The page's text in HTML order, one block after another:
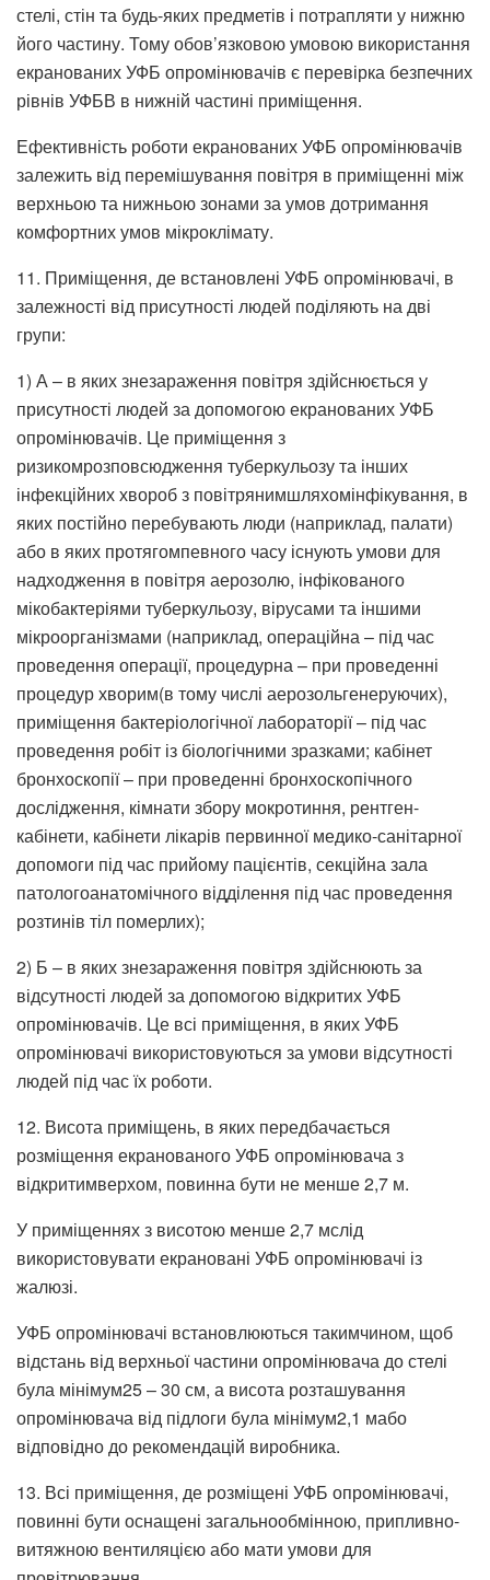
стелі, стін та будь-яких предметів і потрапляти у нижню
його частину. Тому обов’язковою умовою використання
екранованих УФБ опромінювачів є перевірка безпечних
рівнів УФБВ в нижній частині приміщення.
Ефективність роботи екранованих УФБ опромінювачів
залежить від перемішування повітря в приміщенні між
верхньою та нижньою зонами за умов дотримання
комфортних умов мікроклімату.
11. Приміщення, де встановлені УФБ опромінювачі, в
залежності від присутності людей поділяють на дві
групи:
1) А – в яких знезараження повітря здійснюється у
присутності людей за допомогою екранованих УФБ
опромінювачів. Це приміщення з
ризикомрозповсюдження туберкульозу та інших
інфекційних хвороб з повітрянимшляхомінфікування, в
яких постійно перебувають люди (наприклад, палати)
або в яких протягомпевного часу існують умови для
надходження в повітря аерозолю, інфікованого
мікобактеріями туберкульозу, вірусами та іншими
мікроорганізмами (наприклад, операційна – під час
проведення операції, процедурна – при проведенні
процедур хворим(в тому числі аерозольгенеруючих),
приміщення бактеріологічної лабораторії – під час
проведення робіт із біологічними зразками; кабінет
бронхоскопії – при проведенні бронхоскопічного
дослідження, кімнати збору мокротиння, рентген-
кабінети, кабінети лікарів первинної медико-санітарної
допомоги під час прийому пацієнтів, секційна зала
патологоанатомічного відділення під час проведення
розтинів тіл померлих);
2) Б – в яких знезараження повітря здійснюють за
відсутності людей за допомогою відкритих УФБ
опромінювачів. Це всі приміщення, в яких УФБ
опромінювачі використовуються за умови відсутності
людей під час їх роботи.
12. Висота приміщень, в яких передбачається
розміщення екранованого УФБ опромінювача з
відкритимверхом, повинна бути не менше 2,7 м.
У приміщеннях з висотою менше 2,7 мслід
використовувати екрановані УФБ опромінювачі із
жалюзі.
УФБ опромінювачі встановлюються такимчином, щоб
відстань від верхньої частини опромінювача до стелі
була мінімум25 – 30 см, а висота розташування
опромінювача від підлоги була мінімум2,1 мабо
відповідно до рекомендацій виробника.
13. Всі приміщення, де розміщені УФБ опромінювачі,
повинні бути оснащені загальнообмінною, припливно-
витяжною вентиляцією або мати умови для